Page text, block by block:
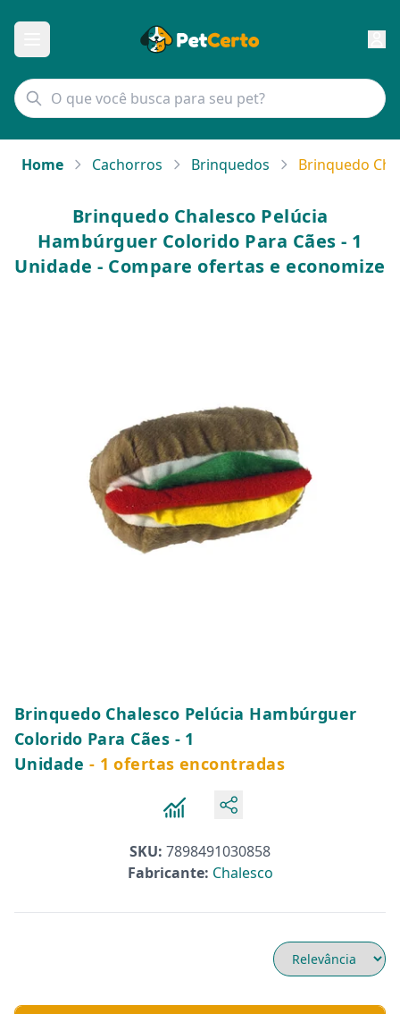
Home Cachorros Brinquedos Brinquedo
Brinquedo Chalesco Pelúcia
Hambúrguer Colorido Para Cães - 1
Unidade - Compare ofertas e economize
Brinquedo Chalesco Pelúcia Hambúrguer
Colorido Para Cães - 1
Unidade - 1 ofertas encontradas
SKU: 7898491030858
Fabricante: Chalesco